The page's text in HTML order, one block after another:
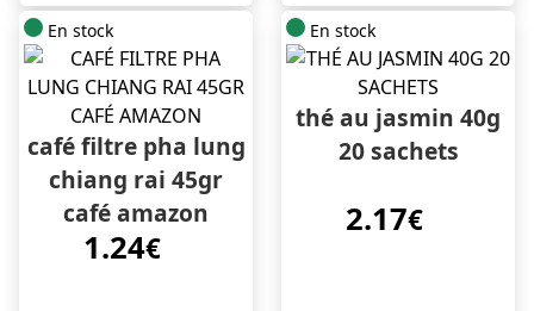
En stock
café filtre pha lung
chiang rai 45gr
café amazon
1.24€
En stock
thé au jasmin 40g
20 sachets
2.17€